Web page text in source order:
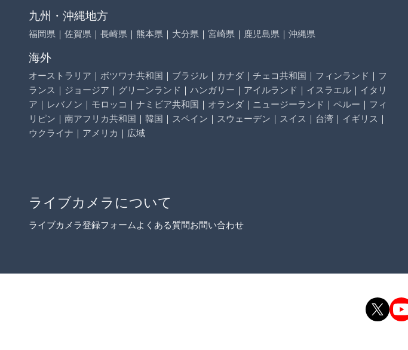
九州・沖縄地方
福岡県 ｜ 佐賀県 ｜ 長崎県 ｜ 熊本県 ｜ 大分県 ｜ 宮崎県 ｜ 鹿児島県 ｜ 沖縄県
海外
オーストラリア ｜ ボツワナ共和国 ｜ ブラジル ｜ カナダ ｜ チェコ共和国 ｜ フィンランド ｜ フ
ランス ｜ ジョージア ｜ グリーンランド ｜ ハンガリー ｜ アイルランド ｜ イスラエル ｜ イタリ
ア ｜ レバノン ｜ モロッコ ｜ ナミビア共和国 ｜ オランダ ｜ ニュージーランド ｜ ペルー ｜ フィ
リピン ｜ 南アフリカ共和国 ｜ 韓国 ｜ スペイン ｜ スウェーデン ｜ スイス ｜ 台湾 ｜ イギリス ｜
ウクライナ ｜ アメリカ ｜ 広域
ライブカメラについて
ライブカメラ登録フォームよくある質問お問い合わせ